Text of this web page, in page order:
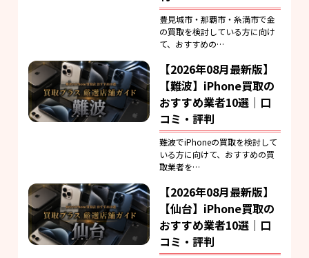
豊見城市・那覇市・糸満市で金
の買取を検討している方に向け
て、おすすめの…
【2026年08月最新版】
【難波】iPhone買取の
おすすめ業者10選｜口
コミ・評判
難波でiPhoneの買取を検討して
いる方に向けて、おすすめの買
取業者を…
【2026年08月最新版】
【仙台】iPhone買取の
おすすめ業者10選｜口
コミ・評判